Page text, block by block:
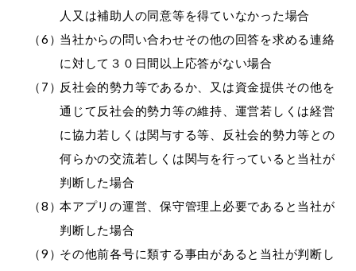
人又は補助人の同意等を得ていなかった場合
当社からの問い合わせその他の回答を求める連絡
に対して３０日間以上応答がない場合
反社会的勢力等であるか、又は資金提供その他を
通じて反社会的勢力等の維持、運営若しくは経営
に協力若しくは関与する等、反社会的勢力等との
何らかの交流若しくは関与を行っていると当社が
判断した場合
本アプリの運営、保守管理上必要であると当社が
判断した場合
その他前各号に類する事由があると当社が判断し